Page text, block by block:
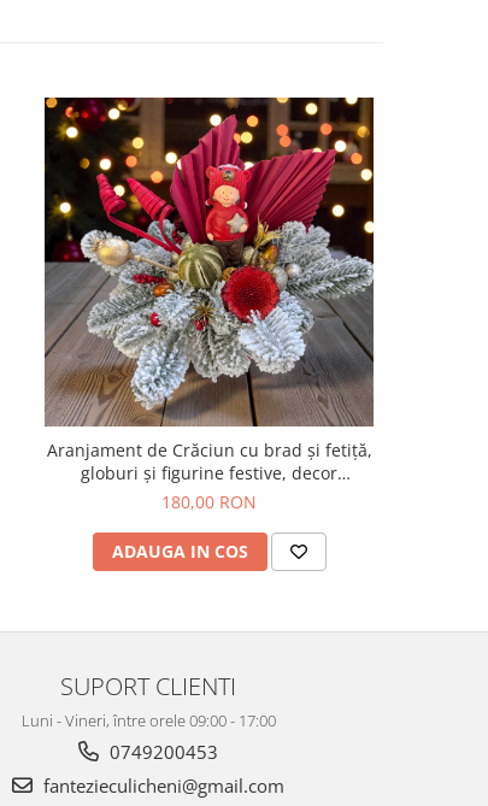
Aranjament de Crăciun cu brad și fetiță,
globuri și figurine festive, decor
handmade, tematică de sărbători
180,00 RON
ADAUGA IN COS
SUPORT CLIENTI
Luni - Vineri, între orele 09:00 - 17:00
0749200453
fantezieculicheni@gmail.com